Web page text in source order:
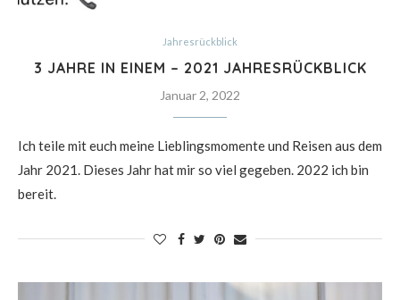
Jahresrückblick
3 JAHRE IN EINEM – 2021 JAHRESRÜCKBLICK
Januar 2, 2022
Ich teile mit euch meine Lieblingsmomente und Reisen aus dem
Jahr 2021. Dieses Jahr hat mir so viel gegeben. 2022 ich bin
bereit.